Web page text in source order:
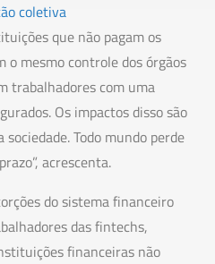
coletiva
que não pagam os
o mesmo controle dos órgãos
trabalhadores com uma
Os impactos disso são
Todo mundo perde
acrescenta.
do sistema financeiro
das fintechs,
financeiras não